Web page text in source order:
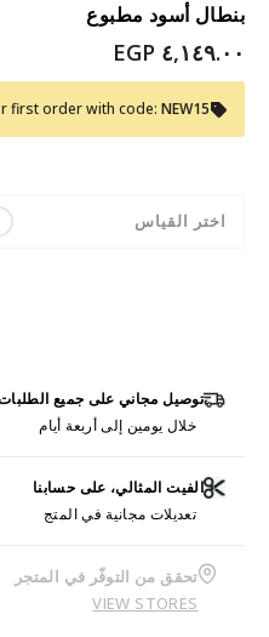
بنطال أسود مطبوع
٤,١٤٩.٠٠ EGP
first order with code: NEW15
اختر القياس
توصيل مجاني على جميع
خلال يومين إلى أربعة أيام
الفيت المثالي، على حسابنا
تعديلات مجانية في المتج
تحقق من التوفّر في المتجر
VIEW STORES